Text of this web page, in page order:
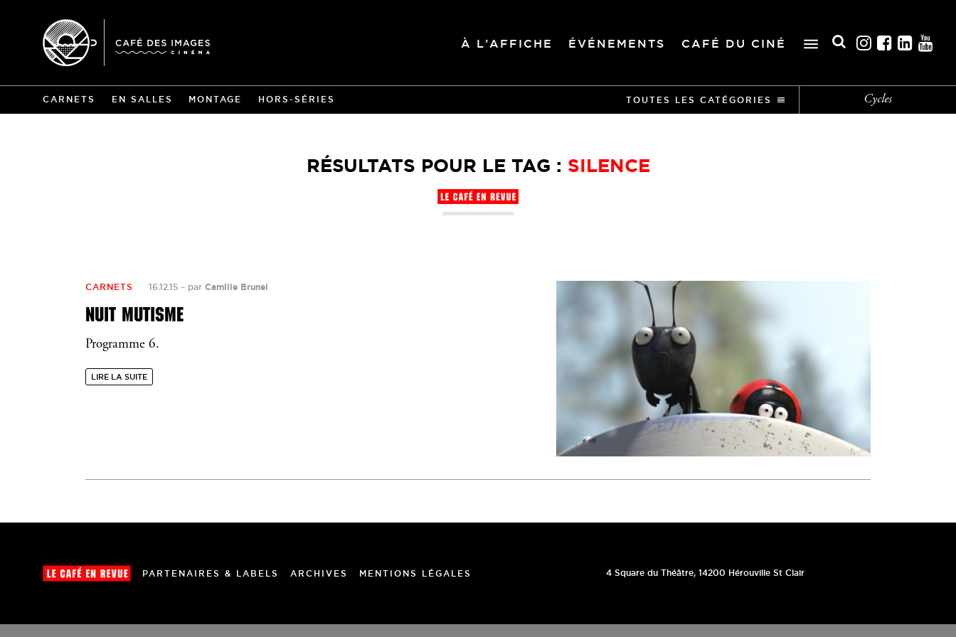
À L’AFFICHE ÉVÉNEMENTS CAFÉ DU CINÉ
CARNETS EN SALLES MONTAGE HORS-SÉRIES TOUTES LES CATÉGORIES Cycles
RÉSULTATS POUR LE TAG : SILENCE
CARNETS 16.12.15 – par Camille Brunel
NUIT MUTISME
Programme 6.
LIRE LA SUITE
PARTENAIRES & LABELS ARCHIVES MENTIONS LÉGALES 4 Square du Théâtre, 14200 Hérouville St Clair